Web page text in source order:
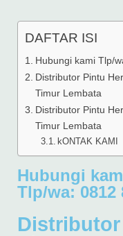
DAFTAR ISI
Hubungi kami Tlp/
Distributor Pintu
Timur Lembata
Distributor Pintu
Timur Lembata
kONTAK KAMI
Hubungi
Tlp/wa: 0812